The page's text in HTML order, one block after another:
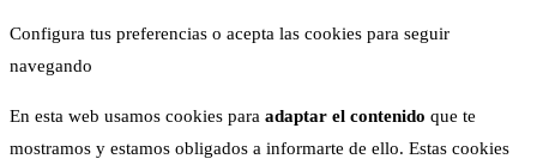
Configura tus preferencias o acepta las cookies para seguir
navegando
En esta web usamos cookies para adaptar el contenido que te
mostramos y estamos obligados a informarte de ello. Estas cookies